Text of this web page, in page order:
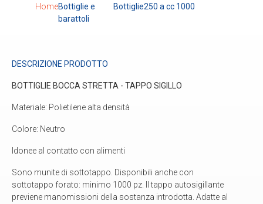
HomeBottiglie e
barattoli
Bottiglie250 a cc 1000
DESCRIZIONE PRODOTTO
BOTTIGLIE BOCCA STRETTA - TAPPO SIGILLO
Materiale: Polietilene alta densità
Colore: Neutro
Idonee al contatto con alimenti
Sono munite di sottotappo. Disponibili anche con
sottotappo forato: minimo 1000 pz. Il tappo autosigillante
previene manomissioni della sostanza introdotta. Adatte al